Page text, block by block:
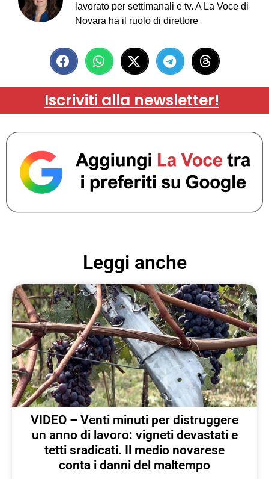
lavorato per settimanali e tv. A La Voce di
Novara ha il ruolo di direttore
Iscriviti alla newsletter!
Leggi anche
VIDEO – Venti minuti per distruggere
un anno di lavoro: vigneti devastati e
tetti sradicati. Il medio novarese
conta i danni del maltempo